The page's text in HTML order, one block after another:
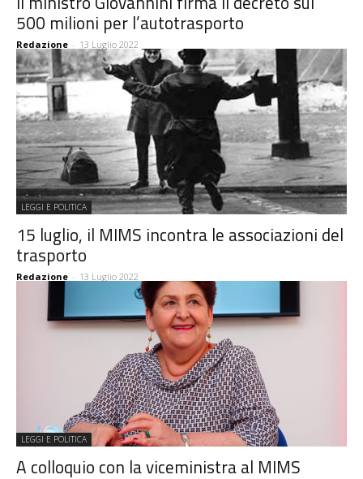
500 milioni per l’autotrasporto
Redazione - 13 Luglio 2022
LEGGI E POLITICA
15 luglio, il MIMS incontra le associazioni del
trasporto
Redazione - 13 Luglio 2022
LEGGI E POLITICA
A colloquio con la viceministra al MIMS